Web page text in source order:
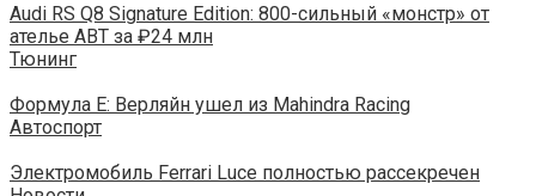
Audi RS Q8 Signature Edition: 800-сильный «монстр» от
ателье ABT за ₽24 млн
Тюнинг
Формула Е: Верляйн ушел из Mahindra Racing
Автоспорт
Электромобиль Ferrari Luce полностью рассекречен